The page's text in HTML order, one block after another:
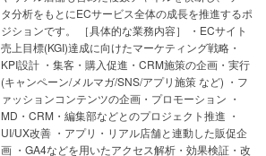
タ分析をもとにECサービス全体の成長を推進するポ
ジションです。 ［具体的な業務内容］ ・ECサイト
売上目標(KGI)達成に向けたマーケティング戦略・
KPI設計 ・集客・購入促進・CRM施策の企画・実行
(キャンペーン/メルマガ/SNS/アプリ施策 など) ・フ
ァッションコンテンツの企画・プロモーション ・
MD・CRM・編集部などとのプロジェクト推進 ・
UI/UX改善 ・アプリ・リアル店舗と連動した販促企
画 ・GA4などを用いたアクセス解析・効果検証・改